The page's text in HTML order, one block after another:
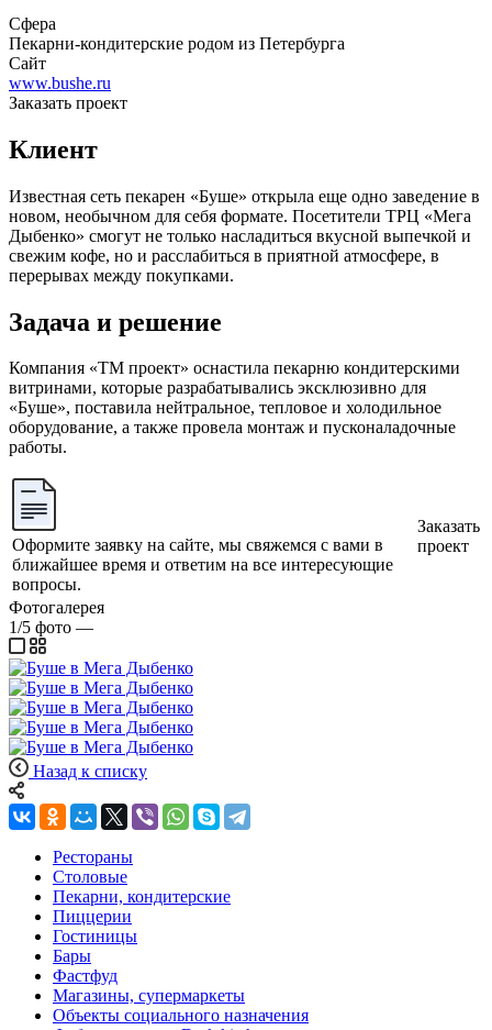
Сфера
Пекарни-кондитерские родом из Петербурга
Сайт
www.bushe.ru
Заказать проект
Клиент
Известная сеть пекарен «Буше» открыла еще одно заведение в
новом, необычном для себя формате. Посетители ТРЦ «Мега
Дыбенко» смогут не только насладиться вкусной выпечкой и
свежим кофе, но и расслабиться в приятной атмосфере, в
перерывах между покупками.
Задача и решение
Компания «ТМ проект» оснастила пекарню кондитерскими
витринами, которые разрабатывались эксклюзивно для
«Буше», поставила нейтральное, тепловое и холодильное
оборудование, а также провела монтаж и пусконаладочные
работы.
Оформите заявку на сайте, мы свяжемся с вами в
ближайшее время и ответим на все интересующие
вопросы.
Заказать
проект
Фотогалерея
1/5 фото —
Назад к списку
Рестораны
Столовые
Пекарни, кондитерские
Пиццерии
Гостиницы
Бары
Фастфуд
Магазины, супермаркеты
Объекты социального назначения